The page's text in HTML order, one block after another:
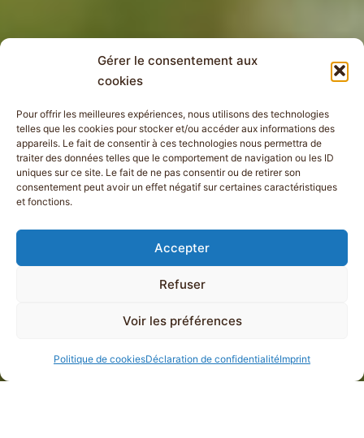
Gérer le consentement aux
cookies
Pour offrir les meilleures expériences, nous utilisons des technologies
telles que les cookies pour stocker et/ou accéder aux informations des
appareils. Le fait de consentir à ces technologies nous permettra de
traiter des données telles que le comportement de navigation ou les ID
uniques sur ce site. Le fait de ne pas consentir ou de retirer son
consentement peut avoir un effet négatif sur certaines caractéristiques
et fonctions.
Accepter
Refuser
Voir les préférences
Politique de cookiesDéclaration de confidentialitéImprint